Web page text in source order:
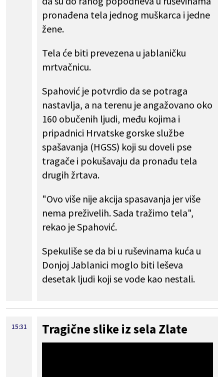
pronađena tela jednog muškarca i jedne
žene.
Tela će biti prevezena u jablaničku
mrtvačnicu.
Spahović je potvrdio da se potraga
nastavlja, a na terenu je angažovano oko
160 obučenih ljudi, među kojima i
pripadnici Hrvatske gorske službe
spašavanja (HGSS) koji su doveli pse
tragače i pokušavaju da pronađu tela
drugih žrtava.
"Ovo više nije akcija spasavanja jer više
nema preživelih. Sada tražimo tela",
rekao je Spahović.
Spekuliše se da bi u ruševinama kuća u
Donjoj Jablanici moglo biti leševa
desetak ljudi koji se vode kao nestali.
15:31 Tragične slike iz sela Zlate